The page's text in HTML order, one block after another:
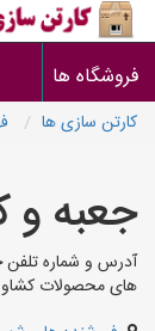
فروشگاه ها
کارتن سازی ها
جعبه و
آدرس و شماره تلفن
های محصولات